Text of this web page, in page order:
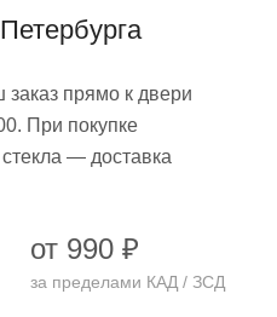
прямо к двери
При покупке
— доставка
от 990 ₽
за пределами КАД / ЗСД